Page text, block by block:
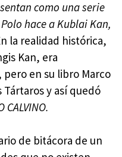
como una serie
hace a Kublai Kan,
la realidad histórica,
Kan, era
en su libro Marco
Tártaros y así quedó
CALVINO.
de bitácora de un